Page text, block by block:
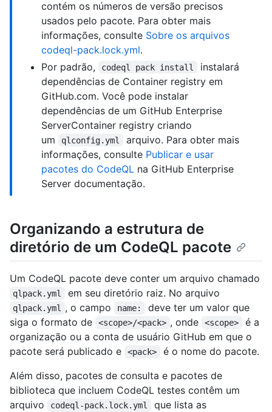
contém os números de versão precisos
usados pelo pacote. Para obter mais
informações, consulte Sobre os arquivos
codeql-pack.lock.yml.
Por padrão,
codeql pack install
instalará
dependências de Container registry em
GitHub.com. Você pode instalar
dependências de um GitHub Enterprise
ServerContainer registry criando
um
qlconfig.yml
arquivo. Para obter mais
informações, consulte Publicar e usar
pacotes do CodeQL na GitHub Enterprise
Server documentação.
Organizando a estrutura de
diretório de um CodeQL pacote
Um CodeQL pacote deve conter um arquivo chamado
qlpack.yml em seu diretório raiz. No arquivo
qlpack.yml , o campo name:
deve ter um valor que
siga o formato de
<scope>/<pack> , onde <scope>
é a
organização ou a conta de usuário GitHub em que o
pacote será publicado e
<pack>
é o nome do pacote.
Além disso, pacotes de consulta e pacotes de
biblioteca que incluem CodeQL testes contêm um
arquivo
codeql-pack.lock.yml
que lista as